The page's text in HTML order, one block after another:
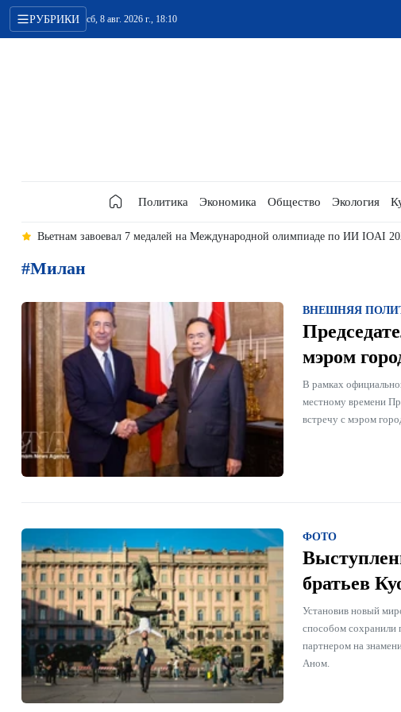
РУБРИКИ сб, 8 авг. 2026 г., 18:10
Политика Экономика Общество Экология
Вьетнам завоевал 7 медалей на Международной олимпиаде по ИИ IOAI
#Милан
ВНЕШНЯЯ
мэром
В рамках
местному времени
встречу с мэром
ФОТО
братьев
Установив новый
способом сохранили
партнером на
Аном.